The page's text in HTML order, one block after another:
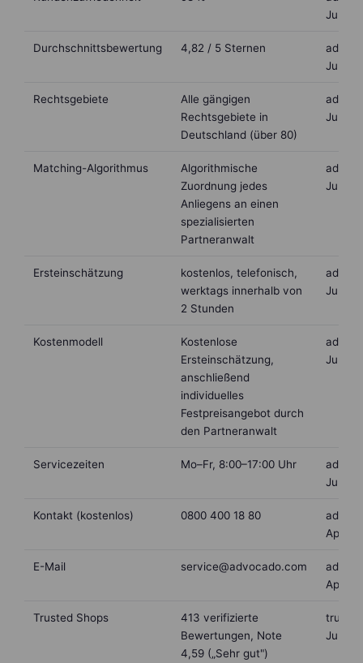
Juni
Durchschnittsbewertung 4,82 / 5 Sternen
Juni
Rechtsgebiete
Alle gängigen
Rechtsgebiete in
Deutschland (über 80)
Juni
Matching-Algorithmus
Algorithmische
Zuordnung jedes
Anliegens an einen
spezialisierten
Partneranwalt
Juni
Ersteinschätzung
kostenlos, telefonisch,
werktags innerhalb von
2 Stunden
Juni
Kostenmodell
Kostenlose
Ersteinschätzung,
anschließend
individuelles
Festpreisangebot durch
den Partneranwalt
Juni
Servicezeiten Mo–Fr, 8:00–17:00 Uhr
Juni
Kontakt (kostenlos) 0800 400 18 80
April
E-Mail service@advocado.com
April
Trusted Shops
413 verifizierte
Bewertungen, Note
4,59 („Sehr gut")
Juni